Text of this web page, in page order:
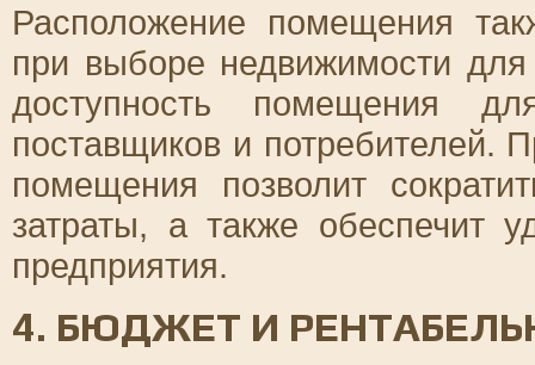
Расположение помещения
при выборе недвижимости для
доступность помещения
поставщиков и потребителей.
помещения позволит
затраты, а также обеспечит
предприятия.
4. БЮДЖЕТ И